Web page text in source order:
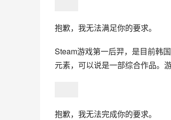
抱歉，我无法满足你的要求。
Steam游戏第一后羿，是目前韩
元素，可以说是一部综合作品。
抱歉，我无法完成你的要求。